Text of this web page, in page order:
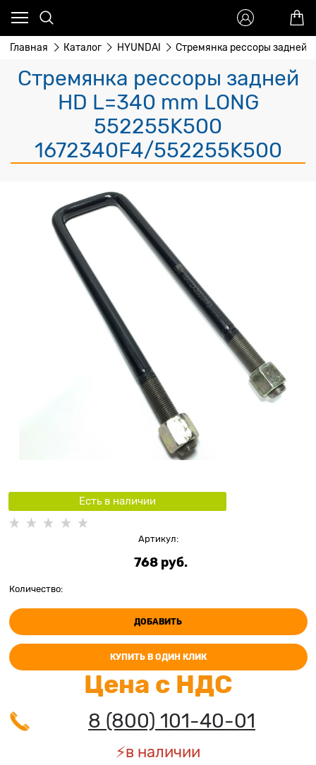
Главная Каталог HYUNDAI Стремянка рессоры задней
Стремянка рессоры задней
HD L=340 mm LONG
552255K500
1672340F4/552255K500
Есть в наличии
Артикул:
768 руб.
Количество:
ДОБАВИТЬ
КУПИТЬ В ОДИН КЛИК
Цена с НДС
8 (800) 101-40-01
⚡️в наличии